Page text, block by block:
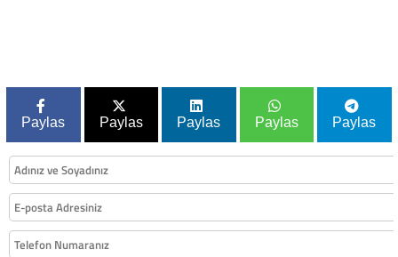
Paylas Paylas Paylas Paylas Paylas